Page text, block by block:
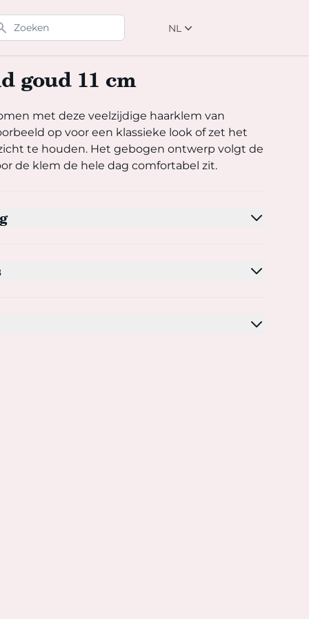
NL NL
goud 11 cm
met deze veelzijdige haarklem van Zenner. Steek je
met deze veelzijdige haarklem van
op voor een klassieke look of zet het
te houden. Het gebogen ontwerp volgt de
de klem de hele dag comfortabel zit.